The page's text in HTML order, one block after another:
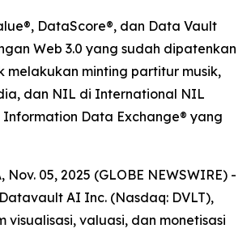
DataScore®, dan Data Vault
Web 3.0 yang sudah dipatenkan
melakukan minting partitur musik,
dan NIL di International NIL
Information Data Exchange® yang
Nov. 05, 2025 (GLOBE NEWSWIRE) -
AI Inc. (Nasdaq: DVLT),
visualisasi, valuasi, dan monetisasi